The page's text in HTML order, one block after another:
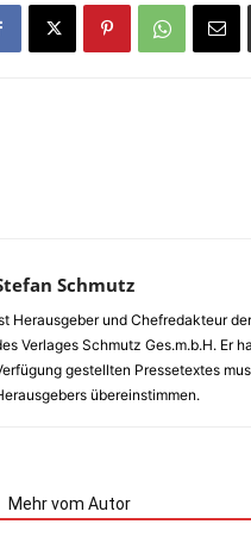
Schmutz
Herausgeber und Chefredakteur
Verlages Schmutz Ges.m.b.H. Er
gestellten Pressetextes
übereinstimmen.
Mehr vom Autor